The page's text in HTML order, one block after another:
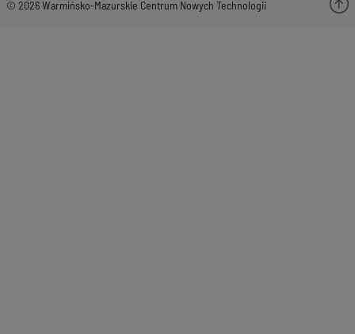
© 2026 Warmińsko-Mazurskie Centrum Nowych Technologii